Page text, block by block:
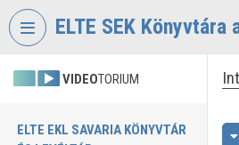
Fejléc kihagyása
ELTE SEK Könyvtára
VIDEOTORIUM
ELTE EKL SAVARIA KÖNYVTÁR